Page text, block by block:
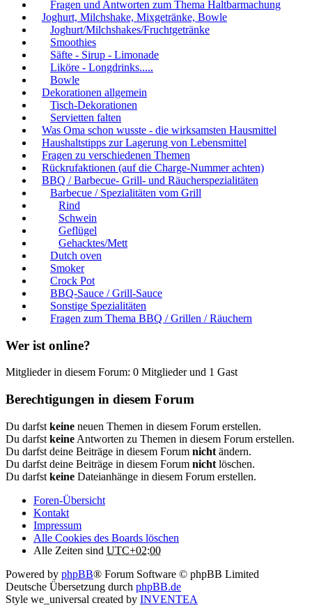
Fragen und Antworten zum Thema Haltbarmachung
Joghurt, Milchshake, Mixgetränke, Bowle
Joghurt/Milchshakes/Fruchtgetränke
Smoothies
Säfte - Sirup - Limonade
Liköre - Longdrinks.....
Bowle
Dekorationen allgemein
Tisch-Dekorationen
Servietten falten
Was Oma schon wusste - die wirksamsten Hausmittel
Haushaltstipps zur Lagerung von Lebensmittel
Fragen zu verschiedenen Themen
Rückrufaktionen (auf die Charge-Nummer achten)
BBQ / Barbecue- Grill- und Räucherspezialitäten
Barbecue / Spezialitäten vom Grill
Rind
Schwein
Geflügel
Gehacktes/Mett
Dutch oven
Smoker
Crock Pot
BBQ-Sauce / Grill-Sauce
Sonstige Spezialitäten
Fragen zum Thema BBQ / Grillen / Räuchern
Wer ist online?
Mitglieder in diesem Forum: 0 Mitglieder und 1 Gast
Berechtigungen in diesem Forum
Du darfst keine neuen Themen in diesem Forum erstellen.
Du darfst keine Antworten zu Themen in diesem Forum erstellen.
Du darfst deine Beiträge in diesem Forum nicht ändern.
Du darfst deine Beiträge in diesem Forum nicht löschen.
Du darfst keine Dateianhänge in diesem Forum erstellen.
Foren-Übersicht
Kontakt
Impressum
Alle Cookies des Boards löschen
Alle Zeiten sind UTC+02:00
Powered by phpBB® Forum Software © phpBB Limited
Deutsche Übersetzung durch phpBB.de
Style we_universal created by INVENTEA